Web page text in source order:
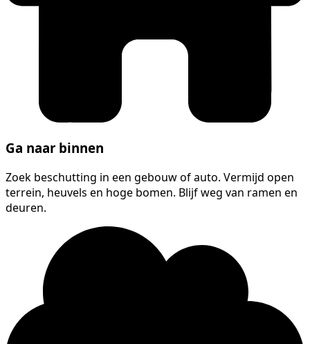
Ga naar binnen
Zoek beschutting in een gebouw of auto. Vermijd open
terrein, heuvels en hoge bomen. Blijf weg van ramen en
deuren.